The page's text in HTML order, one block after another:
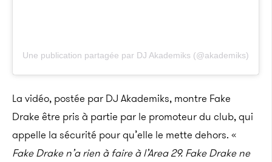
Une publication partagée par DJ Akademiks (@akademiks)
La vidéo, postée par DJ Akademiks, montre Fake
Drake être pris à partie par le promoteur du club, qui
appelle la sécurité pour qu’elle le mette dehors. «
Fake Drake n’a rien à faire à l’Area 29. Fake Drake ne